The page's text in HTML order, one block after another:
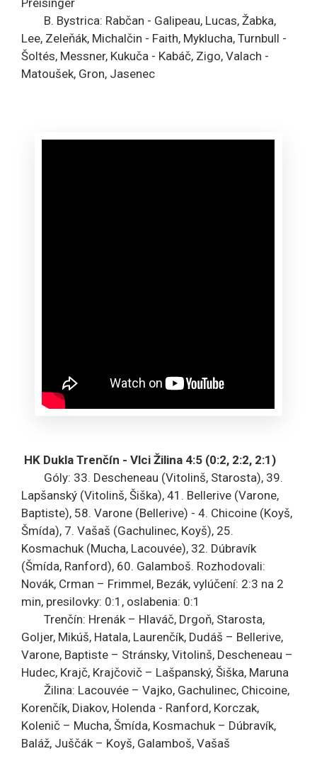
B. Bystrica: Rabčan - Galipeau, Lucas, Žabka,
Lee, Zeleňák, Michalčin - Faith, Myklucha, Turnbull -
Šoltés, Messner, Kukuča - Kabáč, Zigo, Valach -
Matoušek, Gron, Jasenec
HK Dukla Trenčín - Vlci Žilina 4:5 (0:2, 2:2, 2:1)
Góly: 33. Descheneau (Vitolinš, Starosta), 39.
Lapšanský (Vitolinš, Šiška), 41. Bellerive (Varone,
Baptiste), 58. Varone (Bellerive) - 4. Chicoine (Koyš,
Šmída), 7. Vašaš (Gachulinec, Koyš), 25.
Kosmachuk (Mucha, Lacouvée), 32. Dúbravík
(Šmída, Ranford), 60. Galamboš. Rozhodovali:
Novák, Crman – Frimmel, Bezák, vylúčení: 2:3 na 2
min, presilovky: 0:1, oslabenia: 0:1
Trenčín: Hrenák – Hlaváč, Drgoň, Starosta,
Goljer, Mikúš, Hatala, Laurenčík, Dudáš – Bellerive,
Varone, Baptiste – Stránsky, Vitolinš, Descheneau –
Hudec, Krajč, Krajčovič – Lašpanský, Šiška, Maruna
Žilina: Lacouvée – Vajko, Gachulinec, Chicoine,
Korenčík, Diakov, Holenda - Ranford, Korczak,
Kolenič – Mucha, Šmída, Kosmachuk – Dúbravík,
Baláž, Juščák – Koyš, Galamboš, Vašaš